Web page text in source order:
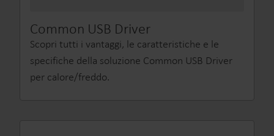
Common USB Driver
Scopri tutti i vantaggi, le caratteristiche e le
specifiche della soluzione Common USB Driver
per calore/freddo.